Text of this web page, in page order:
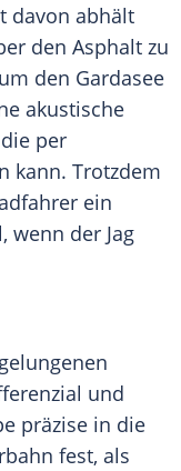
davon abhält
den Asphalt zu
den Gardasee
akustische
per
kann. Trotzdem
ein
wenn der Jag
und
präzise in die
fest, als